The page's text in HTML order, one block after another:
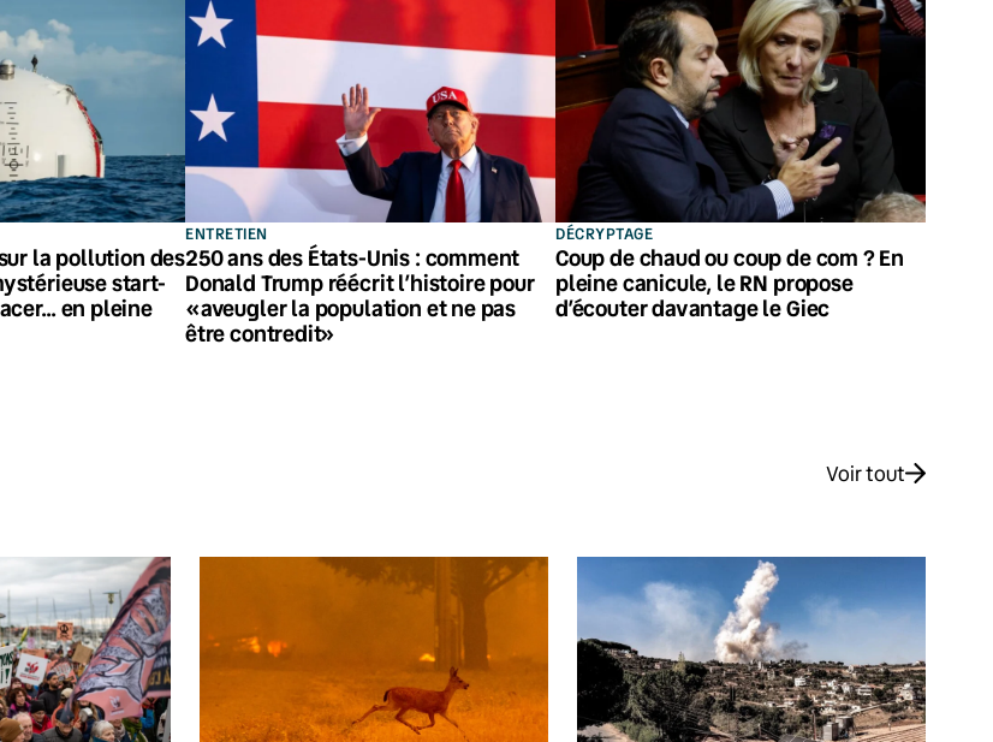
la pollution des
start-
en pleine
ENTRETIEN
250 ans des États-Unis : comment
Donald Trump réécrit l’histoire pour
«aveugler la population et ne pas
être contredit»
DÉCRYPTAGE
Coup de chaud ou coup de com ? En
pleine canicule, le RN propose
d’écouter davantage le Giec
Voir tout